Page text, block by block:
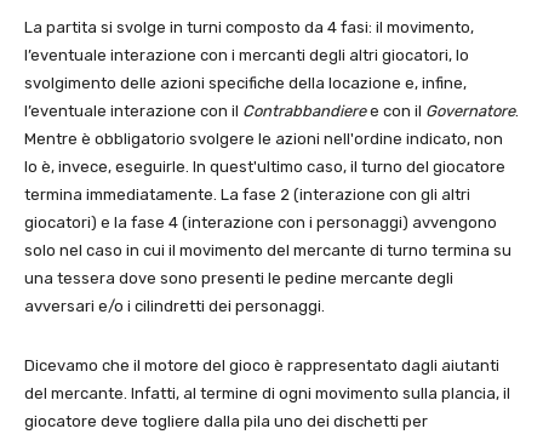
La partita si svolge in turni composto da 4 fasi: il movimento,
l’eventuale interazione con i mercanti degli altri giocatori, lo
svolgimento delle azioni specifiche della locazione e, infine,
l’eventuale interazione con il Contrabbandieree con il Governatore.
Mentre è obbligatorio svolgere le azioni nell'ordine indicato, non
lo è, invece, eseguirle. In quest'ultimo caso, il turno del giocatore
termina immediatamente. La fase 2 (interazione con gli altri
giocatori) e la fase 4 (interazione con i personaggi) avvengono
solo nel caso in cui il movimento del mercante di turno termina su
una tessera dove sono presenti le pedine mercante degli
avversari e/o i cilindretti dei personaggi.
Dicevamo che il motore del gioco è rappresentato dagli aiutanti
del mercante. Infatti, al termine di ogni movimento sulla plancia, il
giocatore deve togliere dalla pila uno dei dischetti per